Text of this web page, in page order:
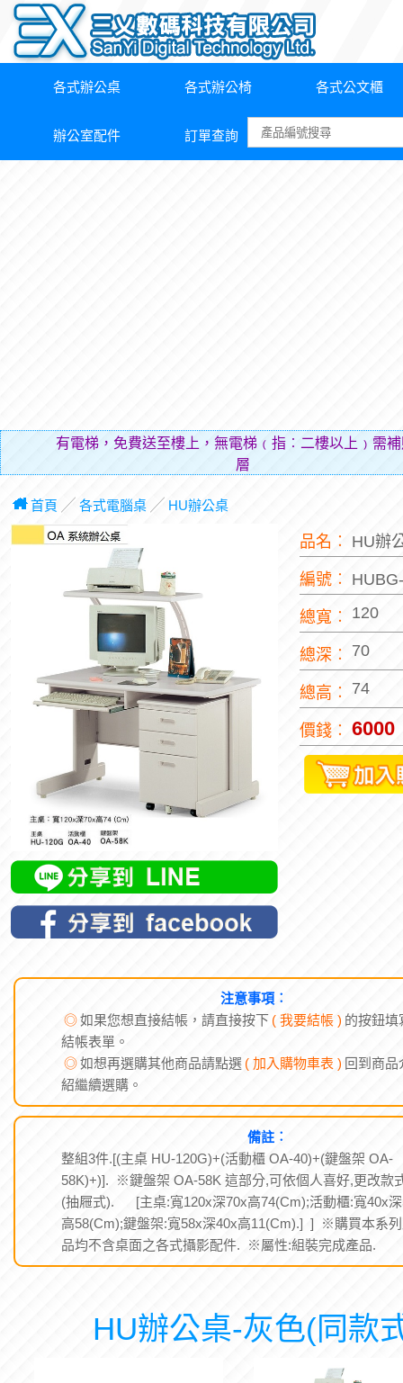
各式辦公桌 各式辦公椅 各式公文櫃
辦公室配件 訂單查詢
有電梯，免費送至樓上，無電梯﹙指︰二樓以上﹚需
層費用（
首頁 ╱ 各式電腦桌╱ HU辦公桌
品名︰ HU辦
編號︰
總寬︰ 120
總深︰ 70
總高︰ 74
價錢︰ 6000
注意事項︰
◎如果您想直接結帳，請直接按下 ( 我要結帳 ) 的按鈕填
結帳表單。
◎如想再選購其他商品請點選 ( 加入購物車表 ) 回到商品
紹繼續選購。
備註︰
整組3件.[(主桌 HU-120G)+(活動櫃 OA-40)+(鍵盤架 OA-
58K)+)]. ※鍵盤架 OA-58K 這部分,可依個人喜好,更改款
(抽屜式). [主桌:寬120x深70x高74(Cm);活動櫃:寬40x
高58(Cm);鍵盤架:寬58x深40x高11(Cm).] ] ※購買本系
品均不含桌面之各式攝影配件. ※屬性:組裝完成產品.
HU辦公桌-灰色(同款